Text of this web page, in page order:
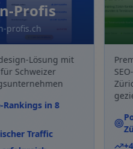
Lösung mit
in 8
Traffic
SEO-
Zürich